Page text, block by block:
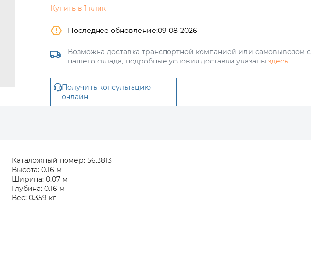
Купить в 1 клик
Последнее обновление:09-08-2026
Возможна доставка транспортной компанией или самовывозом с
нашего склада, подробные условия доставки указаны здесь
Получить консультацию
онлайн
Каталожный номер: 56.3813
Высота: 0.16 м
Ширина: 0.07 м
Глубина: 0.16 м
Вес: 0.359 кг